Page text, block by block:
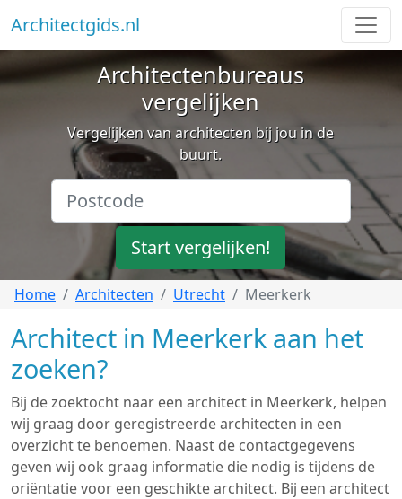
Architectgids.nl
Architectenbureaus
vergelijken
Vergelijken van architecten bij jou in de
buurt.
Start vergelijken!
Home Architecten Utrecht Meerkerk
Architect in Meerkerk aan het
zoeken?
Bij de zoektocht naar een architect in Meerkerk, helpen
wij graag door geregistreerde architecten in een
overzicht te benoemen. Naast de contactgegevens
geven wij ook graag informatie die nodig is tijdens de
oriëntatie voor een geschikte architect. Bij een architect